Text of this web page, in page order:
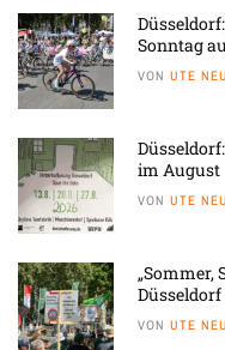
Sonntag
VON UTE
im August
VON UTE
„Sommer,
Düsseldorf
VON UTE